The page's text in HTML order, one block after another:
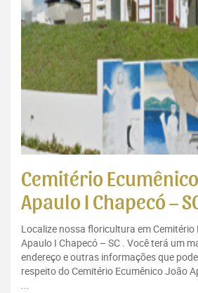
Cemitério
Apaulo I Chapecó –
Localize nossa floricultura em
Apaulo I Chapecó – SC . Você terá um
endereço e outras informações que
respeito do Cemitério Ecumênico João
...